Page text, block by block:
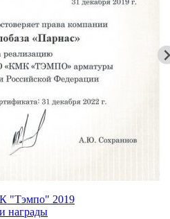
"Тэмпо" 2019
награды